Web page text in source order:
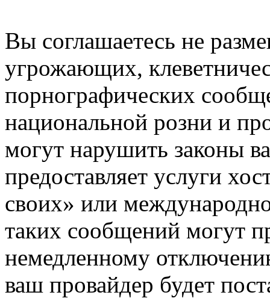
Вы соглашаетесь не
угрожающих,
порнографических
национальной розни и
могут нарушить законы
предоставляет услуги
своих» или
таких сообщений могут
немедленному
ваш провайдер будет